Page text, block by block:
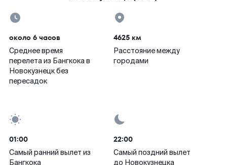
около 6 часов
Среднее время
перелета из Бангкока в
Новокузнецк без
пересадок
4625 км
Расстояние между
городами
01:00
Самый ранний вылет из
Бангкока
22:00
Самый поздний вылет
до Новокузнецка